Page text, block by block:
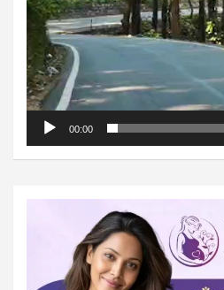
00:00